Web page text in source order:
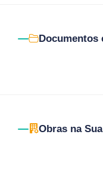
Documentos
Obras na